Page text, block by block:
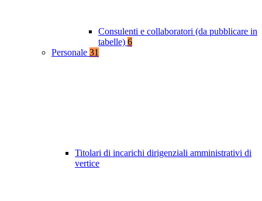
Consulenti e collaboratori (da pubblicare in
tabelle) 6
Personale 31
Titolari di incarichi dirigenziali amministrativi di
vertice